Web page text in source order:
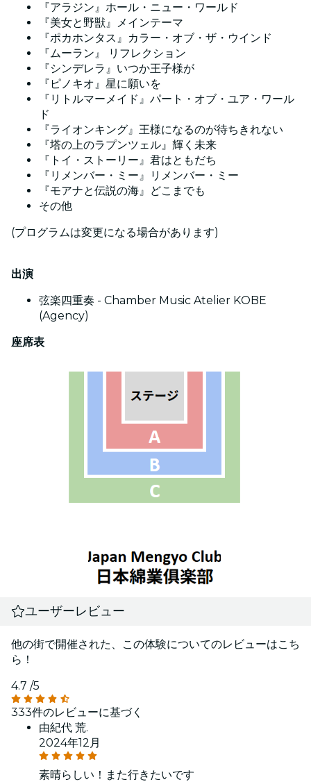
『アラジン』ホール・ニュー・ワールド
『美女と野獣』メインテーマ
『ポカホンタス』カラー・オブ・ザ・ウインド
『ムーラン』 リフレクション
『シンデレラ』いつか王子様が
『ピノキオ』星に願いを
『リトルマーメイド』パート・オブ・ユア・ワール
ド
『ライオンキング』王様になるのが待ちきれない
『塔の上のラプンツェル』輝く未来
『トイ・ストーリー』君はともだち
『リメンバー・ミー』リメンバー・ミー
『モアナと伝説の海』どこまでも
その他
(プログラムは変更になる場合があります)
出演
弦楽四重奏 - Chamber Music Atelier KOBE
(Agency)
座席表
ユーザーレビュー
他の街で開催された、この体験についてのレビューはこち
ら！
4.7 /5
333件のレビューに基づく
由紀代 荒.
2024年12月
素晴らしい！また行きたいです